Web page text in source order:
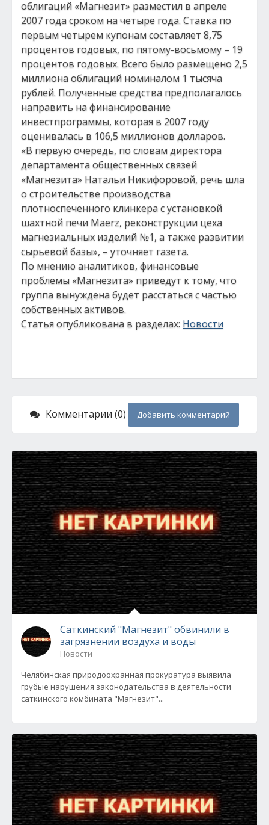
облигаций «Магнезит» разместил в апреле
2007 года сроком на четыре года. Ставка по
первым четырем купонам составляет 8,75
процентов годовых, по пятому-восьмому – 19
процентов годовых. Всего было размещено 2,5
миллиона облигаций номиналом 1 тысяча
рублей. Полученные средства предполагалось
направить на финансирование
инвестпрограммы, которая в 2007 году
оценивалась в 106,5 миллионов долларов.
«В первую очередь, по словам директора
департамента общественных связей
«Магнезита» Натальи Никифоровой, речь шла
о строительстве производства
плотноспеченного клинкера с установкой
шахтной печи Maerz, реконструкции цеха
магнезиальных изделий №1, а также развитии
сырьевой базы», – уточняет газета.
По мнению аналитиков, финансовые
проблемы «Магнезита» приведут к тому, что
группа вынуждена будет расстаться с частью
собственных активов.
Статья опубликована в разделах: Новости
Комментарии (0) Добавить комментарий
Саткинский "Магнезит" обвинили в
загрязнении воздуха и воды
Новости
Челябинская природоохранная прокуратура выявила
грубые нарушения законодательства в деятельности
саткинского комбината "Магнезит"...